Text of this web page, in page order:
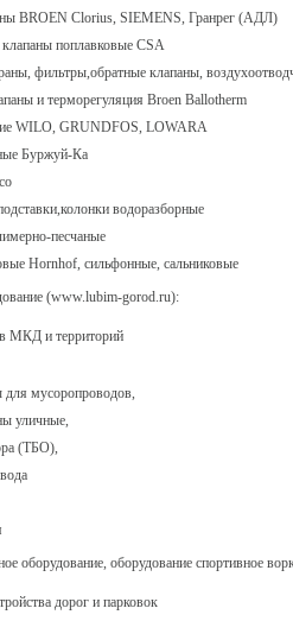
BROEN Clorius, SIEMENS, Гранрег (АДЛ)
поплавковые CSA
фильтры,обратные клапаны,
и терморегуляция Broen Ballotherm
WILO, GRUNDFOS, LOWARA
Буржуй-Ка
водоразборные
песчаные
Hornhof, сильфонные, сальниковые
(www.lubim-gorod.ru):
МКД и территорий
для мусоропроводов,
уличные,
(ТБО),
оборудование, оборудование спортивное
дорог и парковок